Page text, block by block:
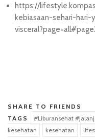
https://
kebiasaan-sehari-
SHARE TO FRIENDS
TAGS
#Liburansehat
kesehatan
kesehatan